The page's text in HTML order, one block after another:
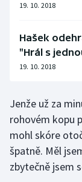
Plážový
Rychlostní
Short track
19. 10. 2018
Hašek
"Hrál s
19. 10. 2018
Jenže už za
rohovém kopu
mohl skóre
špatně. Měl
zbytečně jsem